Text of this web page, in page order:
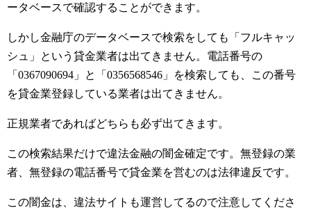
ータベースで確認することができます。
しかし金融庁のデータベースで検索をしても「フルキャッ
シュ」という貸金業者は出てきません。電話番号の
「0367090694」と「0356568546」を検索しても、この番号
を貸金業登録している業者は出てきません。
正規業者であればどちらも必ず出てきます。
この検索結果だけで違法金融の闇金確定です。無登録の業
者、無登録の電話番号で貸金業を営むのは法律違反です。
この闇金は、違法サイトも運営してるので注意してくださ